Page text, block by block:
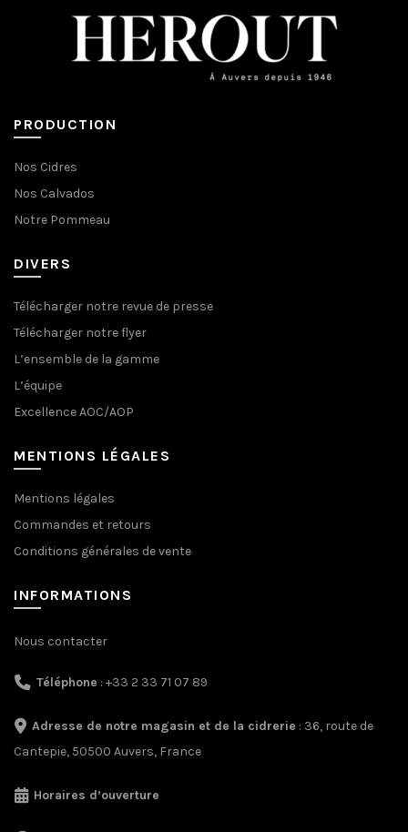
PRODUCTION
Nos Cidres
Nos Calvados
Notre Pommeau
DIVERS
Télécharger notre revue de presse
Télécharger notre flyer
L’ensemble de la gamme
L’équipe
Excellence AOC/AOP
MENTIONS LÉGALES
Mentions légales
Commandes et retours
Conditions générales de vente
INFORMATIONS
Nous contacter
Téléphone : +33 2 33 71 07 89
Adresse de notre magasin et de la cidrerie : 36, route de
Cantepie, 50500 Auvers, France
Horaires d’ouverture